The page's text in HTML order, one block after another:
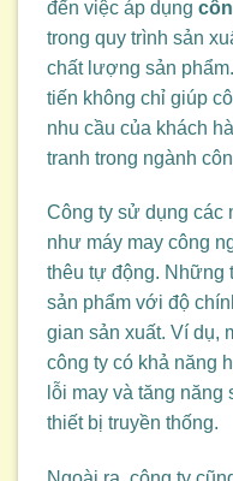
đến việc áp dụng
trong quy trình sản
chất lượng sản
tiến không chỉ giúp
nhu cầu của khách
tranh trong ngành
Công ty sử dụng các
như máy may công
thêu tự động. Những
sản phẩm với độ
gian sản xuất. Ví dụ,
công ty có khả năng
lỗi may và tăng
thiết bị truyền thống.